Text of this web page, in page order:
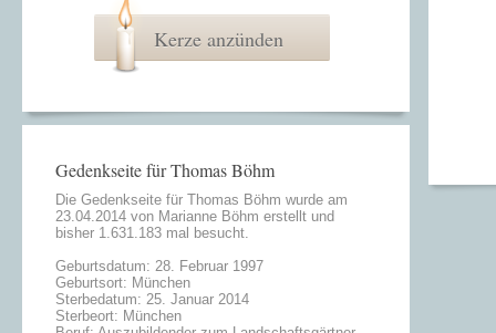
Kerze anzünden
Gedenkseite für Thomas Böhm
Die Gedenkseite für Thomas Böhm wurde am
23.04.2014 von Marianne Böhm erstellt und
bisher 1.631.183 mal besucht.
Geburtsdatum: 28. Februar 1997
Geburtsort: München
Sterbedatum: 25. Januar 2014
Sterbeort: München